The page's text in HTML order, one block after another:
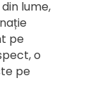
lume,
pe
o
pe